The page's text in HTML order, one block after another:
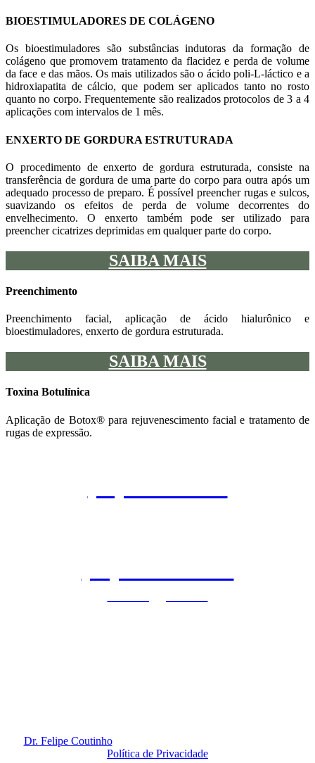
BIOESTIMULADORES DE COLÁGENO
Os bioestimuladores são substâncias indutoras da formação de
colágeno que promovem tratamento da flacidez e perda de volume
da face e das mãos. Os mais utilizados são o ácido poli-L-láctico e a
hidroxiapatita de cálcio, que podem ser aplicados tanto no rosto
quanto no corpo. Frequentemente são realizados protocolos de 3 a 4
aplicações com intervalos de 1 mês.
ENXERTO DE GORDURA ESTRUTURADA
O procedimento de enxerto de gordura estruturada, consiste na
transferência de gordura de uma parte do corpo para outra após um
adequado processo de preparo. É possível preencher rugas e sulcos,
suavizando os efeitos de perda de volume decorrentes do
envelhecimento. O enxerto também pode ser utilizado para
preencher cicatrizes deprimidas em qualquer parte do corpo.
SAIBA MAIS
Preenchimento
Preenchimento facial, aplicação de ácido hialurônico e
bioestimuladores, enxerto de gordura estruturada.
SAIBA MAIS
Toxina Botulínica
Aplicação de Botox®️ para rejuvenescimento facial e tratamento de
rugas de expressão.
Dr. Felipe Coutinho@ 2020. Todos os Direitos Reservados.
Política de Privacidade